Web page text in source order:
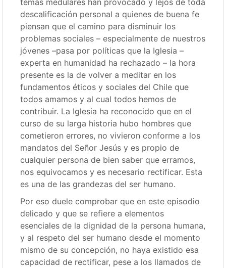
descalificación personal a quienes de buena fe
piensan que el camino para disminuir los
problemas sociales – especialmente de nuestros
jóvenes –pasa por políticas que la Iglesia –
experta en humanidad ha rechazado – la hora
presente es la de volver a meditar en los
fundamentos éticos y sociales del Chile que
todos amamos y al cual todos hemos de
contribuir. La Iglesia ha reconocido que en el
curso de su larga historia hubo hombres que
cometieron errores, no vivieron conforme a los
mandatos del Señor Jesús y es propio de
cualquier persona de bien saber que erramos,
nos equivocamos y es necesario rectificar. Esta
es una de las grandezas del ser humano.
Por eso duele comprobar que en este episodio
delicado y que se refiere a elementos
esenciales de la dignidad de la persona humana,
y al respeto del ser humano desde el momento
mismo de su concepción, no haya existido esa
capacidad de rectificar, pese a los llamados de